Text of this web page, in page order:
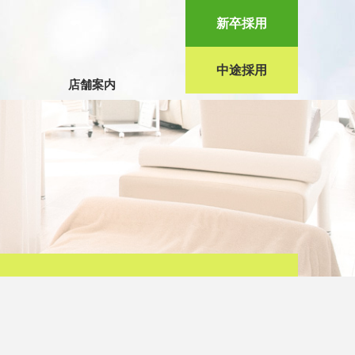
店舗案内
新卒採用
中途採用